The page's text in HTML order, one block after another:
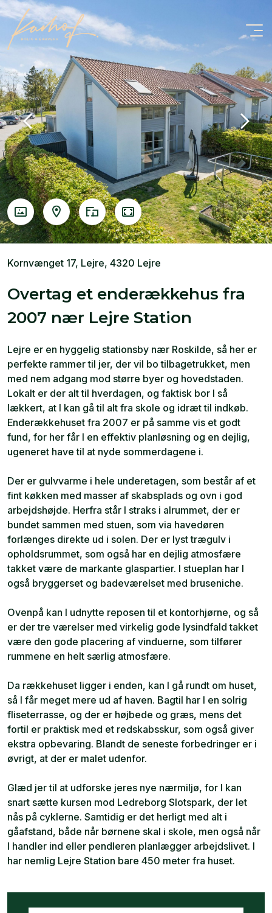
Kornvænget 17, Lejre, 4320 Lejre
Overtag et enderækkehus fra
2007 nær Lejre Station
Lejre er en hyggelig stationsby nær Roskilde, så her er
perfekte rammer til jer, der vil bo tilbagetrukket, men
med nem adgang mod større byer og hovedstaden.
Lokalt er der alt til hverdagen, og faktisk bor I så
lækkert, at I kan gå til alt fra skole og idræt til indkøb.
Enderækkehuset fra 2007 er på samme vis et godt
fund, for her får I en effektiv planløsning og en dejlig,
ugeneret have til at nyde sommerdagene i.
Der er gulvvarme i hele underetagen, som består af et
fint køkken med masser af skabsplads og ovn i god
arbejdshøjde. Herfra står I straks i alrummet, der er
bundet sammen med stuen, som via havedøren
forlænges direkte ud i solen. Der er lyst trægulv i
opholdsrummet, som også har en dejlig atmosfære
takket være de markante glaspartier. I stueplan har I
også bryggerset og badeværelset med bruseniche.
Ovenpå kan I udnytte reposen til et kontorhjørne, og så
er der tre værelser med virkelig gode lysindfald takket
være den gode placering af vinduerne, som tilfører
rummene en helt særlig atmosfære.
Da rækkehuset ligger i enden, kan I gå rundt om huset,
så I får meget mere ud af haven. Bagtil har I en solrig
fliseterrasse, og der er højbede og græs, mens det
fortil er praktisk med et redskabsskur, som også giver
ekstra opbevaring. Blandt de seneste forbedringer er i
øvrigt, at der er malet udenfor.
Glæd jer til at udforske jeres nye nærmiljø, for I kan
snart sætte kursen mod Ledreborg Slotspark, der let
nås på cyklerne. Samtidig er det herligt med alt i
gåafstand, både når børnene skal i skole, men også når
I handler ind eller pendleren planlægger arbejdslivet. I
har nemlig Lejre Station bare 450 meter fra huset.